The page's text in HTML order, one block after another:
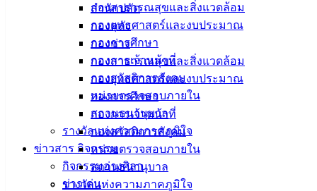
กองสาธารณสุขและสิ่งแวดล้อม
กองยุทธศาสตร์และงบประมาณ
กองการศึกษา
กองการเจ้าหน้าที่
กองสวัสดิการสังคม
หน่วยตรวจสอบภายใน
สถานธนานุบาล
รางวัลแห่งความภาคภูมิใจ
ข่าวสาร กิจกรรม
กิจกรรมอ่างศิลา
ข่าวเด่น
สำนักปลัด
กองคลัง
กองช่าง
กองสาธารณสุขและสิ่งแวดล้อม
กองยุทธศาสตร์และงบประมาณ
กองการศึกษา
กองการเจ้าหน้าที่
กองสวัสดิการสังคม
หน่วยตรวจสอบภายใน
สถานธนานุบาล
รางวัลแห่งความภาคภูมิใจ